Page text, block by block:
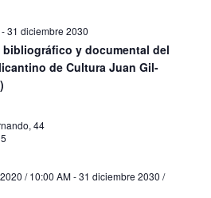
-31 diciembre 2030
bibliográfico y documental del
de Cultura Juan Gil-
44
/ 10:00 AM-31 diciembre 2030 /